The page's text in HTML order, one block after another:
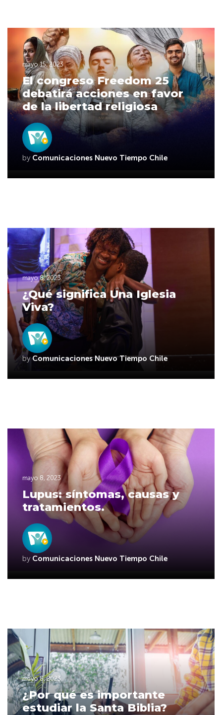
mayo 15, 2023
El congreso Freedom 25
debatirá acciones en favor
de la libertad religiosa
by Comunicaciones Nuevo Tiempo Chile
mayo 8, 2023
¿Qué significa Una Iglesia
Viva?
byComunicaciones Nuevo Tiempo Chile
mayo 8, 2023
Lupus: síntomas, causas y
tratamientos.
by Comunicaciones Nuevo Tiempo Chile
mayo 8, 2023
¿Por qué es importante
estudiar la Santa Biblia?